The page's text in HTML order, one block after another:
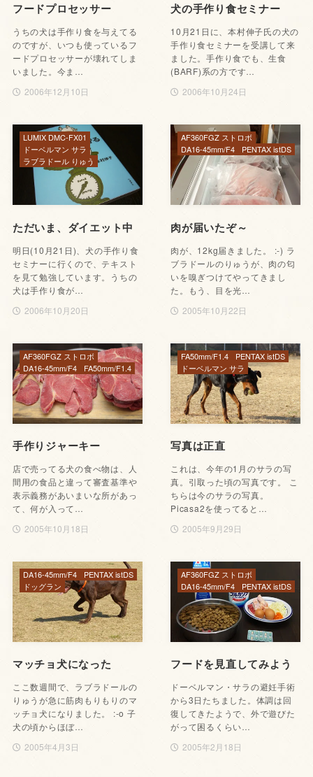
フードプロセッサー
うちの犬は手作り食を与えてる
のですが、いつも使っているフ
ードプロセッサーが壊れてしま
いました。今ま…
2006年12月10日
犬の手作り食セミナー
10月21日に、本村伸子氏の犬の
手作り食セミナーを受講して来
ました。手作り食でも、生食
(BARF)系の方です…
2006年10月24日
ただいま、ダイエット中
明日(10月21日)、犬の手作り食
セミナーに行くので、テキスト
を見て勉強しています。うちの
犬は手作り食が…
2006年10月20日
LUMIX DMC-FX01
ドーベルマン サラ
ラブラドール りゅう
肉が届いたぞ～
肉が、12kg届きました。 :-) ラ
ブラドールのりゅうが、肉の匂
いを嗅ぎつけてやってきまし
た。もう、目を光…
2005年10月22日
AF360FGZ ストロボ
DA16-45mm/F4
PENTAX istDS
手作りジャーキー
店で売ってる犬の食べ物は、人
間用の食品と違って審査基準や
表示義務があいまいな所があっ
て、何が入って…
2005年10月18日
AF360FGZ ストロボ
DA16-45mm/F4
FA50mm/F1.4
写真は正直
これは、今年の1月のサラの写
真。引取った頃の写真です。 こ
ちらは今のサラの写真。
Picasa2を使ってると…
2005年9月29日
FA50mm/F1.4
PENTAX istDS
ドーベルマン サラ
マッチョ犬になった
ここ数週間で、ラブラドールの
りゅうが急に筋肉もりもりのマ
ッチョ犬になりました。 :-o 子
犬の頃からほぼ…
2005年4月3日
DA16-45mm/F4
PENTAX istDS
ドッグラン
フードを見直してみよう
ドーベルマン・サラの避妊手術
から3日たちました。体調は回
復してきたようで、外で遊びた
がって困るくらい…
2005年2月18日
AF360FGZ ストロボ
DA16-45mm/F4
PENTAX istDS